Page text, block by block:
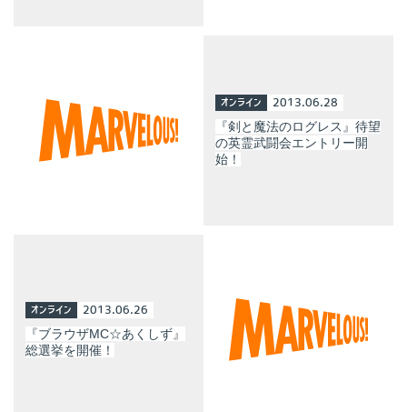
オンライン 2013.06.28
『剣と魔法のログレス』待望
の英霊武闘会エントリー開
始！
オンライン 2013.06.26
『ブラウザMC☆あくしず』
総選挙を開催！